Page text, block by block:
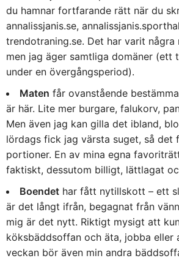
du hamnar fortfarande rätt när du
annalissjanis.se,
trendotraning.se. Det har varit några
men jag äger samtliga domäner (ett
under en övergångsperiod).
Maten får ovanstående
är här. Lite mer burgare, falukorv,
Men även jag kan gilla det ibland,
lördags fick jag värsta suget, så det
portioner. En av mina egna
faktiskt, dessutom billigt, lättlagat
Boendet har fått nytillskott – ett
är det långt ifrån, begagnat från
mig är det nytt. Riktigt mysigt att
köksbäddsoffan och äta, jobba eller
veckan bör även min andra